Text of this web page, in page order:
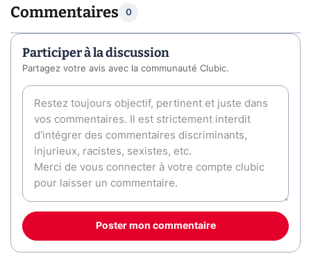
Commentaires 0
Participer à la discussion
Partagez votre avis avec la communauté Clubic.
Poster mon commentaire